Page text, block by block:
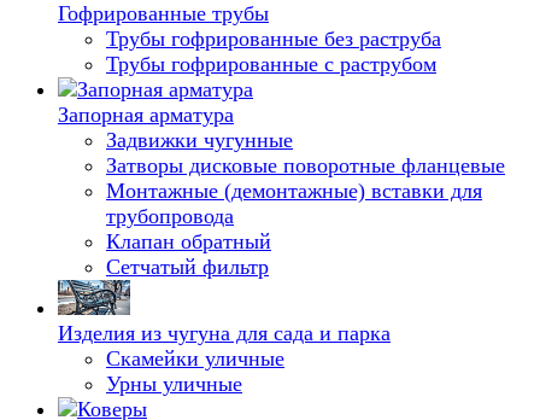
Гофрированные трубы
Трубы гофрированные без раструба
Трубы гофрированные с раструбом
Запорная арматура
Задвижки чугунные
Затворы дисковые поворотные фланцевые
Монтажные (демонтажные) вставки для
трубопровода
Клапан обратный
Сетчатый фильтр
Изделия из чугуна для сада и парка
Скамейки уличные
Урны уличные